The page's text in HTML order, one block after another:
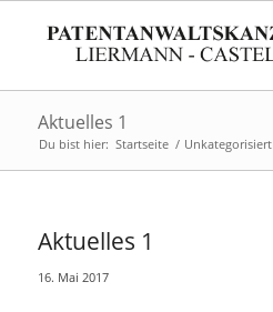
Aktuelles 1
Du bist hier: Startseite / Unkategorisiert
Aktuelles 1
16. Mai 2017